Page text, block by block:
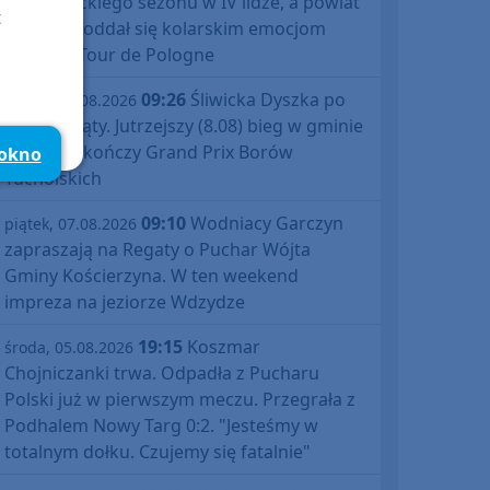
bytowski oddał się kolarskim emocjom
podczas Tour de Pologne
piątek, 07.08.2026 09:26 Śliwicka Dyszka po
raz dziesiąty. Jutrzejszy (8.08) bieg w gminie
Śliwice zakończy Grand Prix Borów
Tucholskich
piątek, 07.08.2026 09:10Wodniacy Garczyn
zapraszają na Regaty o Puchar Wójta
Gminy Kościerzyna. W ten weekend
impreza na jeziorze Wdzydze
środa, 05.08.2026 19:15 Koszmar
Chojniczanki trwa. Odpadła z Pucharu
Polski już w pierwszym meczu. Przegrała z
Podhalem Nowy Targ 0:2. "Jesteśmy w
totalnym dołku. Czujemy się fatalnie"